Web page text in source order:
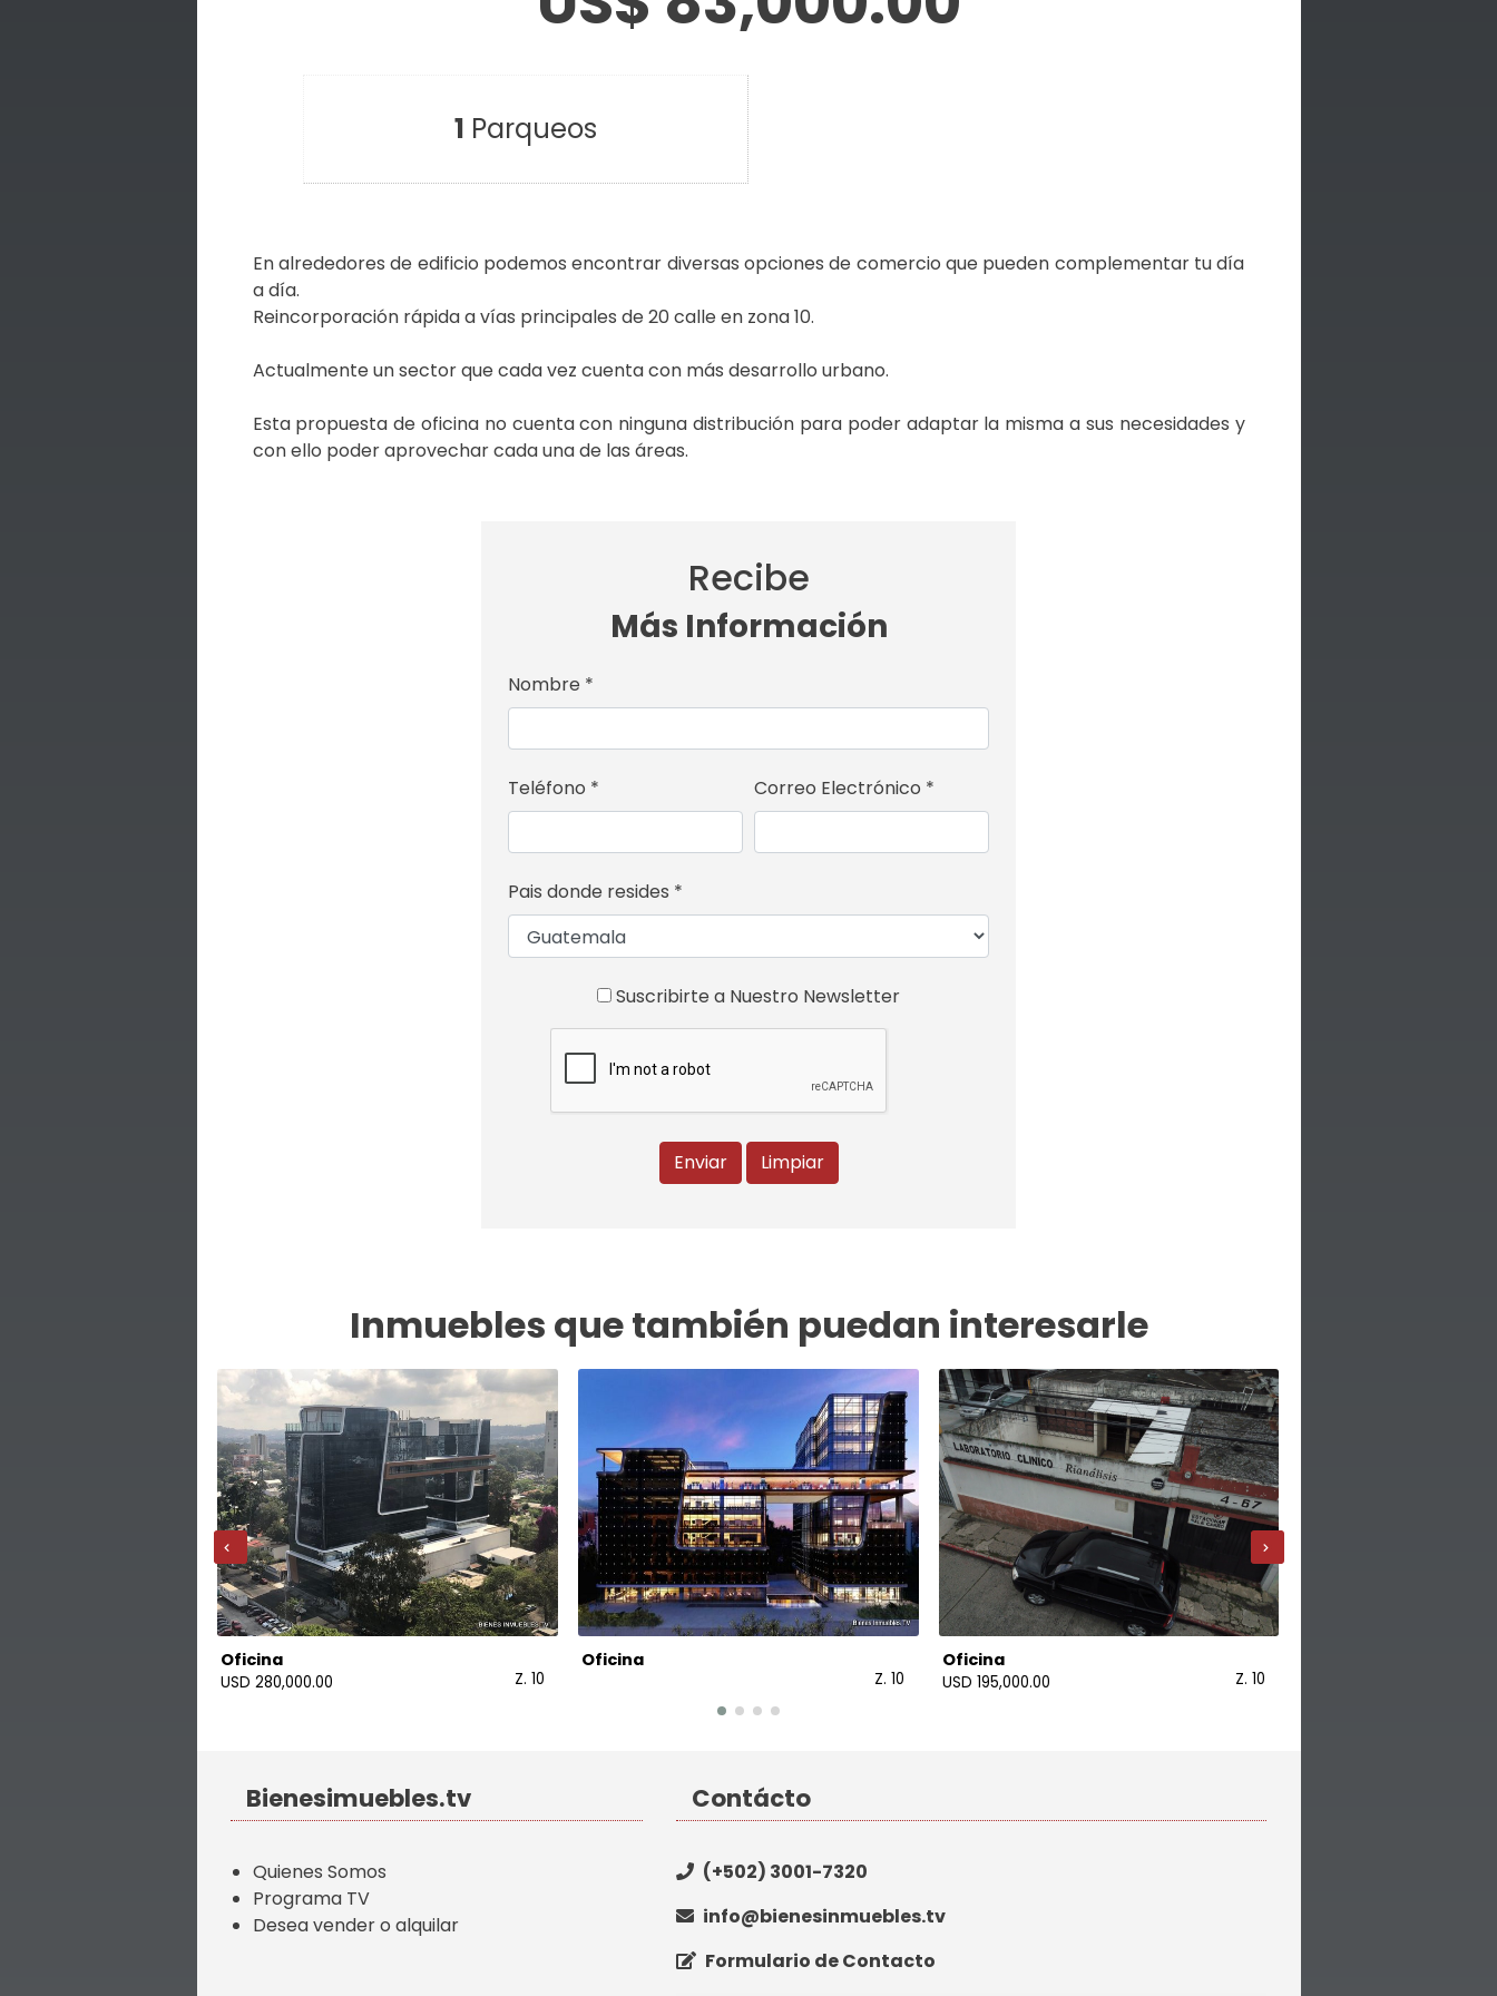
1 Parqueos
En alrededores de edificio podemos encontrar diversas opciones de comercio que pueden complementar tu día
a día.
Reincorporación rápida a vías principales de 20 calle en zona 10.
Actualmente un sector que cada vez cuenta con más desarrollo urbano.
Esta propuesta de oficina no cuenta con ninguna distribución para poder adaptar la misma a sus necesidades y
con ello poder aprovechar cada una de las áreas.
Recibe
Más Información
Nombre *
Teléfono * Correo Electrónico *
Pais donde resides *
Suscribirte a Nuestro Newsletter
Enviar Limpiar
Inmuebles que también puedan interesarle
Oficina
USD 280,000.00 Z. 10
Oficina
Z. 10
Oficina
USD 195,000.00 Z. 10
›
Bienesimuebles.tv
Quienes Somos
Programa TV
Desea vender o alquilar
Contácto
(+502) 3001-7320
info@bienesinmuebles.tv
Formulario de Contacto